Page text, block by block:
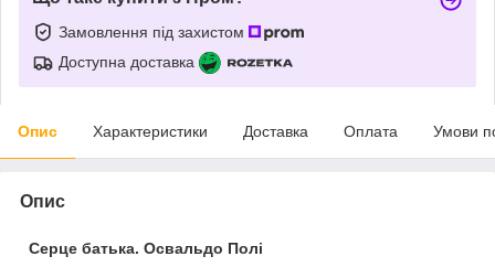
Замовлення під захистом
Доступна доставка
Опис Характеристики Доставка Оплата Умови
Опис
Серце батька. Освальдо Полі